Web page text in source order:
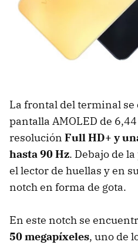
La frontal del terminal se
pantalla AMOLED de
resolución Full HD+ y
hasta 90 Hz. Debajo de
el lector de huellas y en
notch en forma de gota.
En este notch se
50 megapíxeles, uno de